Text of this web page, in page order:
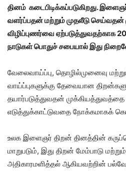
தினம் கடைபிடிக்கப்படுகிறது.
வளர்ப்பதன் மற்றும் முதலீடு செய்வதன்
விழிப்புணர்வை ஏற்படுத்துவதற்காக
நாடுகள் பொதுச் சபையால் இது
வேலைவாய்ப்பு, தொழில்முனைவு
வாய்ப்புகளுக்கு தேவையான
தயார்படுத்துவதன்
எடுத்துக்காட்டுவதை நோக்கமாகக்
உலக இளைஞர் திறன் தினத்தின்
மாறுபடும், இது திறன் மேம்பாடு
அதிகாரமளித்தல் ஆகியவற்றின்